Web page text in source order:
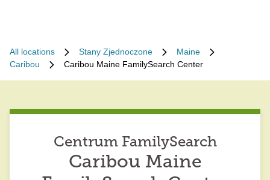
All locations Stany Zjednoczone
Maine
Caribou
Caribou Maine FamilySearch Center
Centrum FamilySearch
Caribou Maine